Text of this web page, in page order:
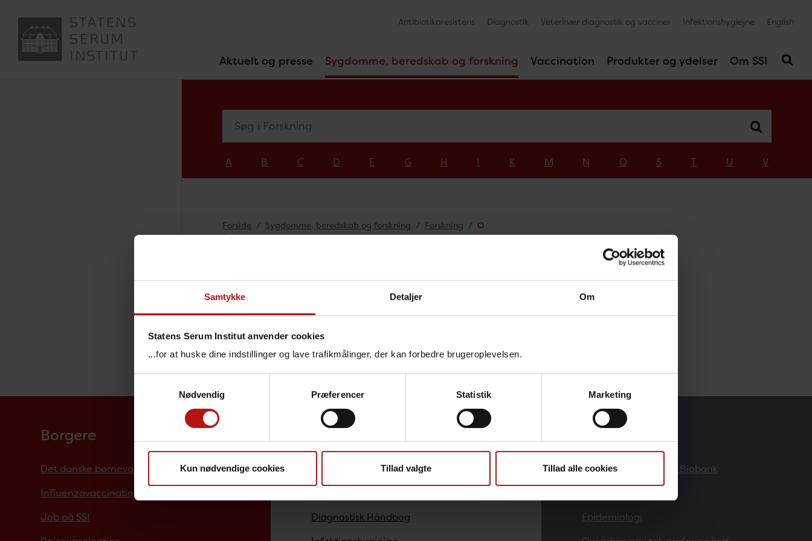
Samtykke Detaljer Om
Statens Serum Institut anvender cookies
...for at huske dine indstillinger og lave trafikmålinger, der kan forbedre brugeroplevelsen.
Nødvendig
Præferencer Statistik Marketing
Kun nødvendige cookies Tillad valgte Tillad alle cookies
Aktuelt og presse Sygdomme, beredskab og forskning Vaccination Produkter og ydelser Om SSI
Antibiotikaresistens Diagnostik Veterinær diagnostik og vacciner Infektionshygiejne English
A B C D E G H I K M N O S T U V
Forside Sygdomme, beredskab og forskning Forskning O
O
One Health-forskning
Borgere
Det danske børnevaccinationsprogram
Influenzavaccination
Job på SSI
Antibiotikaresistens
Diagnostisk Håndbog
Danmarks Nationale Biobank
Epidemiologi